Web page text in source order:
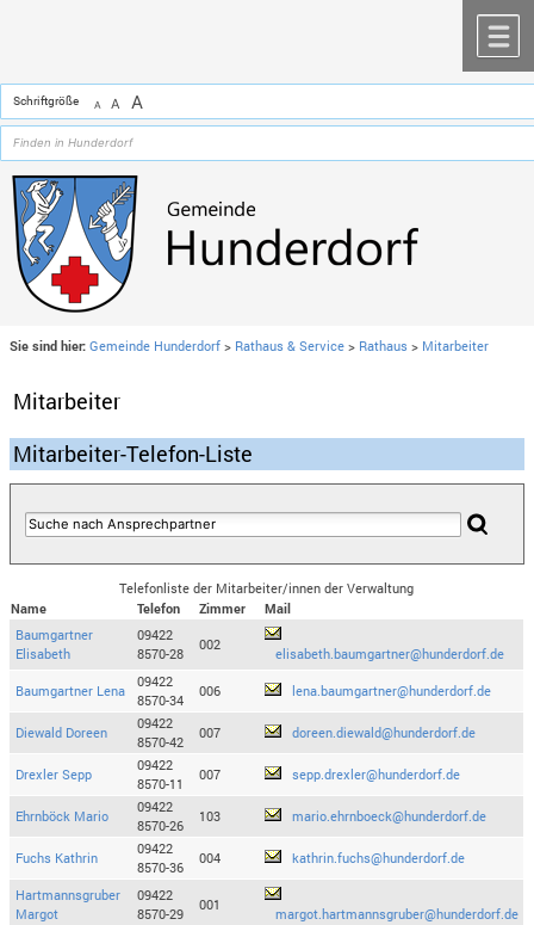
Schriftgröße A A A
Sie sind hier: Gemeinde Hunderdorf > Rathaus & Service > Rathaus > Mitarbeiter
Mitarbeiter
Mitarbeiter-Telefon-Liste
Telefonliste der Mitarbeiter/innen der Verwaltung
Name
Telefon Zimmer
Mail
Baumgartner
Elisabeth
09422
8570-28
002
elisabeth.baumgartner@hunderdorf.de
Baumgartner Lena
09422
8570-34
006 lena.baumgartner@hunderdorf.de
Diewald Doreen
09422
8570-42
007 doreen.diewald@hunderdorf.de
Drexler Sepp
09422
8570-11
007 sepp.drexler@hunderdorf.de
Ehrnböck Mario
09422
8570-26
103 mario.ehrnboeck@hunderdorf.de
Fuchs Kathrin
09422
8570-36
004 kathrin.fuchs@hunderdorf.de
Hartmannsgruber
Margot
09422
8570-29
001
margot.hartmannsgruber@hunderdorf.de